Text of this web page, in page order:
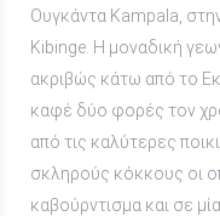
Ουγκάντα Kampala,
Kibinge. Η μοναδική
ακριβώς κάτω από το
καφέ δύο φορές τον
από τις καλύτερες
σκληρούς κόκκους οι
καβούρντισμα και σε